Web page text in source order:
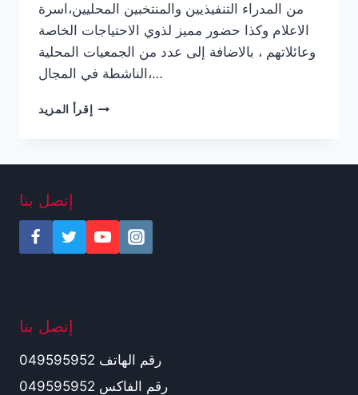
من المدراء التنفيذيين والمنتخبين المحليين،اسرة
الاعلام وكذا حضور مميز لذوي الاحتياجات الخاصة
وعائلاتهم ، بالاضافة إلى عدد من الجمعيات المحلية
الناشطة في المجال،…
إقرأ المزيد ARTICLE
إتصل بنا
إتصل بنا
رقم الهاتف 049595952
رقم الفاكس 049595952